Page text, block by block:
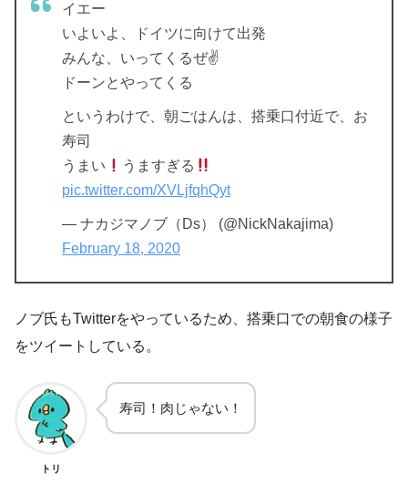
イエー
いよいよ、ドイツに向けて出発
みんな、いってくるぜ✌️
ドーンとやってくる
というわけで、朝ごはんは、搭乗口付近で、お
寿司
うまい
うますぎる
pic.twitter.com/XVLjfqhQyt
— ナカジマノブ（Ds） (@NickNakajima)
February 18, 2020
ノブ氏もTwitterをやっているため、搭乗口での朝食の様子
をツイートしている。
トリ
寿司！肉じゃない！